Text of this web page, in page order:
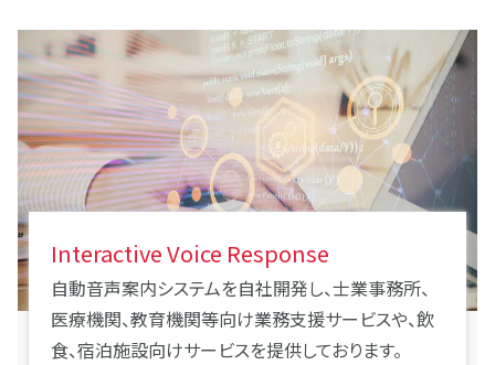
Interactive Voice Response
自動音声案内システムを自社開発し、士業事務所、
医療機関、教育機関等向け業務支援サービスや、飲
食、宿泊施設向けサービスを提供しております。